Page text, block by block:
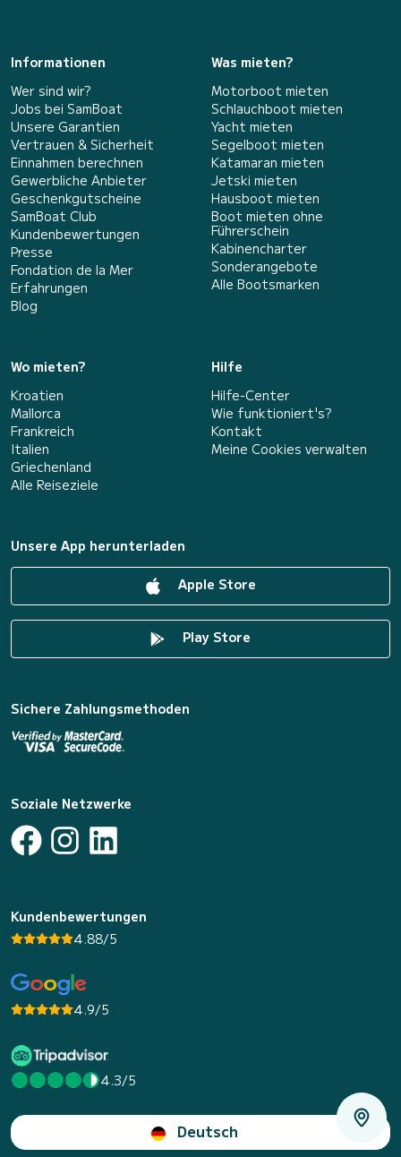
Informationen
Wer sind wir?
Jobs bei SamBoat
Unsere Garantien
Vertrauen & Sicherheit
Einnahmen berechnen
Gewerbliche Anbieter
Geschenkgutscheine
SamBoat Club
Kundenbewertungen
Presse
Fondation de la Mer
Erfahrungen
Blog
Was mieten?
Motorboot mieten
Schlauchboot mieten
Yacht mieten
Segelboot mieten
Katamaran mieten
Jetski mieten
Hausboot mieten
Boot mieten ohne
Führerschein
Kabinencharter
Sonderangebote
Alle Bootsmarken
Wo mieten?
Kroatien
Mallorca
Frankreich
Italien
Griechenland
Alle Reiseziele
Hilfe
Hilfe-Center
Wie funktioniert's?
Kontakt
Meine Cookies verwalten
Unsere App herunterladen
Apple Store
Play Store
Sichere Zahlungsmethoden
Soziale Netzwerke
Kundenbewertungen
4.88/5
4.9/5
4.3/5
Deutsch